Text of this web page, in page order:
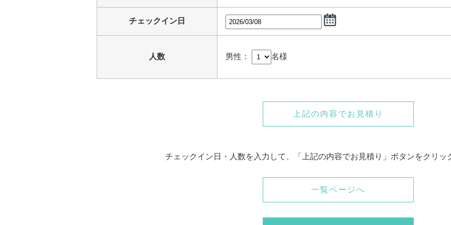
チェックイン日
人数 男性： 名様
上記の内容でお見積り
チェックイン日・人数を入力して、「上記の内容でお見積り」ボタンをクリッ
一覧ページへ